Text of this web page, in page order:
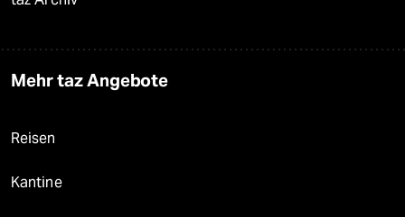
Mehr taz Angebote
Reisen
Kantine